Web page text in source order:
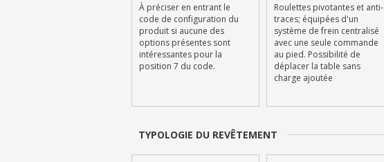
À préciser en entrant le
code de configuration du
produit si aucune des
options présentes sont
intéressantes pour la
position 7 du code.
Roulettes pivotantes et anti-
traces; équipées d'un
système de frein centralisé
avec une seule commande
au pied. Possibilité de
déplacer la table sans
charge ajoutée
TYPOLOGIE DU REVÊTEMENT